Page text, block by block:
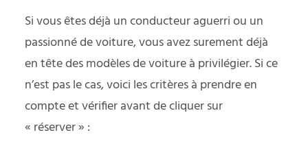
Si vous êtes déjà un conducteur aguerri ou un
passionné de voiture, vous avez surement déjà
en tête des modèles de voiture à privilégier. Si ce
n’est pas le cas, voici les critères à prendre en
compte et vérifier avant de cliquer sur
« réserver » :